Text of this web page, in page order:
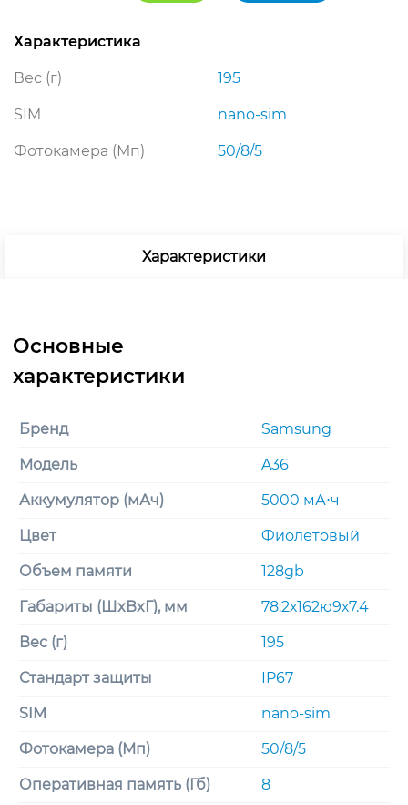
Galaxy
5G
фиолетовый
Характеристика
Вес (г) 195
SIM nano-sim
Фотокамера (Мп) 50/8/5
Характеристики
Бренд Samsung
Модель A36
Аккумулятор (мАч) 5000 мА⋅ч
Цвет Фиолетовый
Объем памяти 128gb
Габариты (ШxВxГ), мм 78.2х162ю9х7.4
Вес (г) 195
Стандарт защиты IP67
SIM nano-sim
Фотокамера (Мп) 50/8/5
Оперативная память (Гб) 8